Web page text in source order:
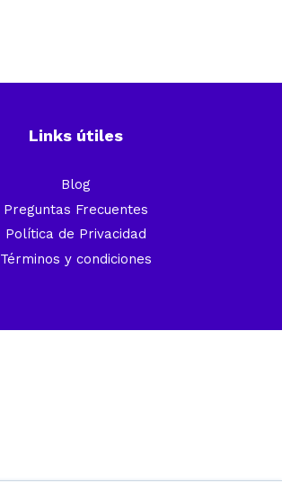
Links útiles
Blog
Preguntas Frecuentes
Política de Privacidad
Términos y condiciones